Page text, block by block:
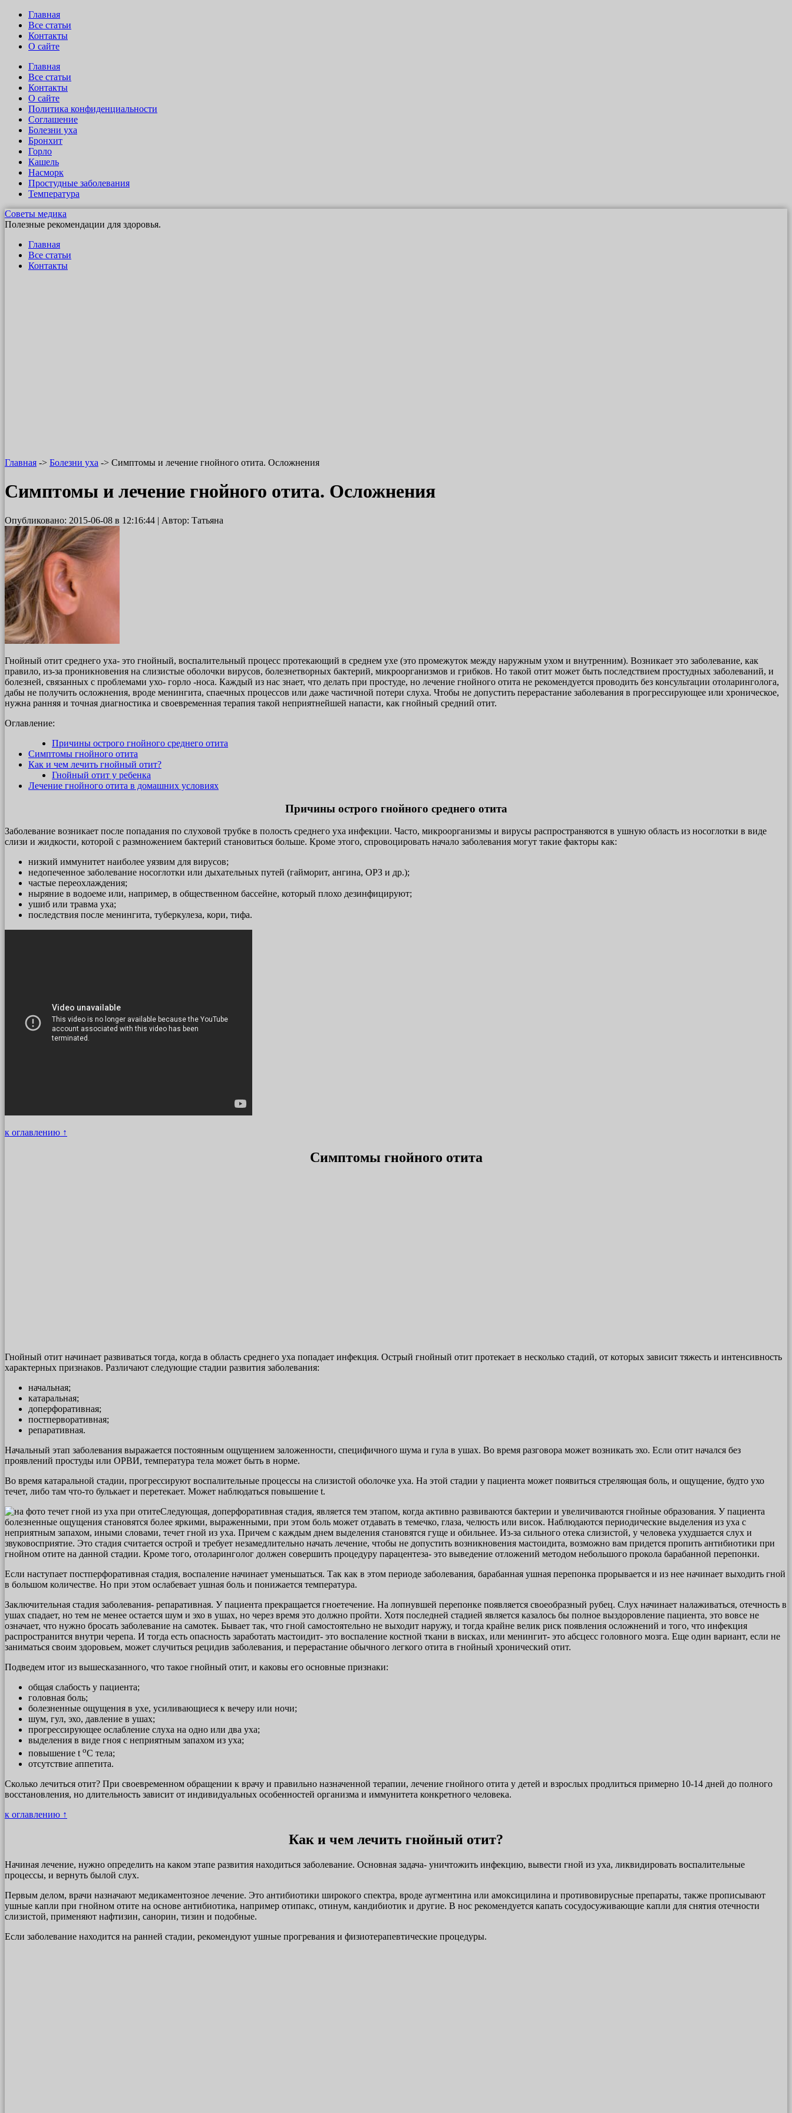
Главная
Все статьи
Контакты
О сайте
Главная
Все статьи
Контакты
О сайте
Политика конфиденциальности
Соглашение
Болезни уха
Бронхит
Горло
Кашель
Насморк
Простудные заболевания
Температура
Советы медика
Полезные рекомендации для здоровья.
Главная
Все статьи
Контакты
Главная -> Болезни уха -> Симптомы и лечение гнойного отита. Осложнения
Симптомы и лечение гнойного отита. Осложнения
Опубликовано: 2015-06-08 в 12:16:44 | Автор: Татьяна
Гнойный отит среднего уха- это гнойный, воспалительный процесс протекающий в среднем ухе (это промежуток между наружным ухом и внутренним). Возникает это заболевание, как
правило, из-за проникновения на слизистые оболочки вирусов, болезнетворных бактерий, микроорганизмов и грибков. Но такой отит может быть последствием простудных заболеваний, и
болезней, связанных с проблемами ухо- горло -носа. Каждый из нас знает, что делать при простуде, но лечение гнойного отита не рекомендуется проводить без консультации отоларинголога,
дабы не получить осложнения, вроде менингита, спаечных процессов или даже частичной потери слуха. Чтобы не допустить перерастание заболевания в прогрессирующее или хроническое,
нужна ранняя и точная диагностика и своевременная терапия такой неприятнейшей напасти, как гнойный средний отит.
Оглавление:
Причины острого гнойного среднего отита
Симптомы гнойного отита
Как и чем лечить гнойный отит?
Гнойный отит у ребенка
Лечение гнойного отита в домашних условиях
Причины острого гнойного среднего отита
Заболевание возникает после попадания по слуховой трубке в полость среднего уха инфекции. Часто, микроорганизмы и вирусы распространяются в ушную область из носоглотки в виде
слизи и жидкости, которой с размножением бактерий становиться больше. Кроме этого, спровоцировать начало заболевания могут такие факторы как:
низкий иммунитет наиболее уязвим для вирусов;
недопеченное заболевание носоглотки или дыхательных путей (гайморит, ангина, ОРЗ и др.);
частые переохлаждения;
ныряние в водоеме или, например, в общественном бассейне, который плохо дезинфицируют;
ушиб или травма уха;
последствия после менингита, туберкулеза, кори, тифа.
к оглавлению ↑
Симптомы гнойного отита
Гнойный отит начинает развиваться тогда, когда в область среднего уха попадает инфекция. Острый гнойный отит протекает в несколько стадий, от которых зависит тяжесть и интенсивность
характерных признаков. Различают следующие стадии развития заболевания:
начальная;
катаральная;
доперфоративная;
постперворативная;
репаративная.
Начальный этап заболевания выражается постоянным ощущением заложенности, специфичного шума и гула в ушах. Во время разговора может возникать эхо. Если отит начался без
проявлений простуды или ОРВИ, температура тела может быть в норме.
Во время катаральной стадии, прогрессируют воспалительные процессы на слизистой оболочке уха. На этой стадии у пациента может появиться стреляющая боль, и ощущение, будто ухо
течет, либо там что-то булькает и перетекает. Может наблюдаться повышение t.
Следующая, доперфоративная стадия, является тем этапом, когда активно развиваются бактерии и увеличиваются гнойные образования. У пациента
болезненные ощущения становятся более яркими, выраженными, при этом боль может отдавать в темечко, глаза, челюсть или висок. Наблюдаются периодические выделения из уха с
неприятным запахом, иными словами, течет гной из уха. Причем с каждым днем выделения становятся гуще и обильнее. Из-за сильного отека слизистой, у человека ухудшается слух и
звуковосприятие. Это стадия считается острой и требует незамедлительно начать лечение, чтобы не допустить возникновения мастоидита, возможно вам придется пропить антибиотики при
гнойном отите на данной стадии. Кроме того, отоларинголог должен совершить процедуру парацентеза- это выведение отложений методом небольшого прокола барабанной перепонки.
Если наступает постперфоративная стадия, воспаление начинает уменьшаться. Так как в этом периоде заболевания, барабанная ушная перепонка прорывается и из нее начинает выходить гной
в большом количестве. Но при этом ослабевает ушная боль и понижается температура.
Заключительная стадия заболевания- репаративная. У пациента прекращается гноетечение. На лопнувшей перепонке появляется своеобразный рубец. Слух начинает налаживаться, отечность в
ушах спадает, но тем не менее остается шум и эхо в ушах, но через время это должно пройти. Хотя последней стадией является казалось бы полное выздоровление пациента, это вовсе не
означает, что нужно бросать заболевание на самотек. Бывает так, что гной самостоятельно не выходит наружу, и тогда крайне велик риск появления осложнений и того, что инфекция
распространится внутри черепа. И тогда есть опасность заработать мастоидит- это воспаление костной ткани в висках, или менингит- это абсцесс головного мозга. Еще один вариант, если не
заниматься своим здоровьем, может случиться рецидив заболевания, и перерастание обычного легкого отита в гнойный хронический отит.
Подведем итог из вышесказанного, что такое гнойный отит, и каковы его основные признаки:
общая слабость у пациента;
головная боль;
болезненные ощущения в ухе, усиливающиеся к вечеру или ночи;
шум, гул, эхо, давление в ушах;
прогрессирующее ослабление слуха на одно или два уха;
выделения в виде гноя с неприятным запахом из уха;
повышение t oC тела;
отсутствие аппетита.
Сколько лечиться отит? При своевременном обращении к врачу и правильно назначенной терапии, лечение гнойного отита у детей и взрослых продлиться примерно 10-14 дней до полного
восстановления, но длительность зависит от индивидуальных особенностей организма и иммунитета конкретного человека.
к оглавлению ↑
Как и чем лечить гнойный отит?
Начиная лечение, нужно определить на каком этапе развития находиться заболевание. Основная задача- уничтожить инфекцию, вывести гной из уха, ликвидировать воспалительные
процессы, и вернуть былой слух.
Первым делом, врачи назначают медикаментозное лечение. Это антибиотики широкого спектра, вроде аугментина или амоксицилина и противовирусные препараты, также прописывают
ушные капли при гнойном отите на основе антибиотика, например отипакс, отинум, кандибиотик и другие. В нос рекомендуется капать сосудосуживающие капли для снятия отечности
слизистой, применяют нафтизин, санорин, тизин и подобные.
Если заболевание находится на ранней стадии, рекомендуют ушные прогревания и физиотерапевтические процедуры.